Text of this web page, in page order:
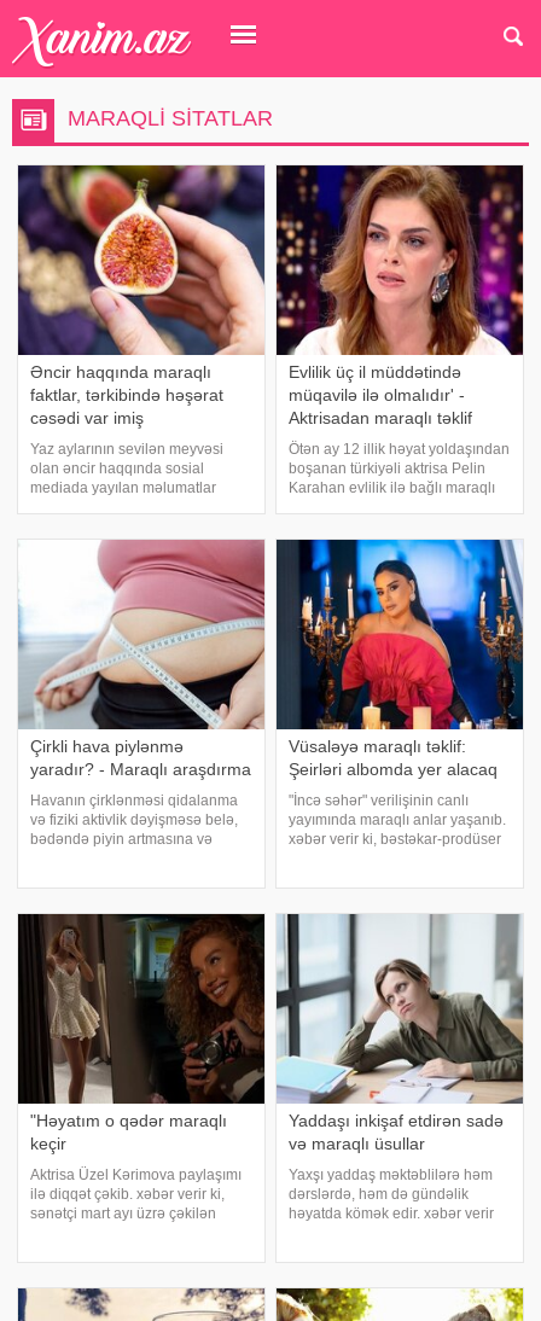
MARAQLI SITATLAR
Əncir haqqında maraqlı
faktlar, tərkibində həşərat
cəsədi var imiş
Yaz aylarının sevilən meyvəsi
olan əncir haqqında sosial
mediada yayılan məlumatlar
meyvə kimi yediyi əncirin əslində
necə formalaşdığını bilirdinizmi?.
Evlilik üç il müddətində
müqavilə ilə olmalıdır' -
Aktrisadan maraqlı təklif
Ötən ay 12 illik həyat yoldaşından
boşanan türkiyəli aktrisa Pelin
Karahan evlilik ilə bağlı maraqlı
ki, aktrisa evliliyin müqailə ilə
olmasını və hər üç ildə avtomati
Çirkli hava piylənmə
yaradır? - Maraqlı araşdırma
Havanın çirklənməsi qidalanma
və fiziki aktivlik dəyişməsə belə,
bədəndə piyin artmasına və
Araşdırmaları İnstitutunun alimləri
İspaniyad
Vüsaləyə maraqlı təklif:
Şeirləri albomda yer alacaq
"İncə səhər" verilişinin canlı
yayımında maraqlı anlar yaşanıb.
xəbər verir ki, bəstəkar-prodüser
qiraətçi Xəzə
"Həyatım o qədər maraqlı
keçir
Aktrisa Üzel Kərimova paylaşımı
ilə diqqət çəkib. xəbər verir ki,
sənətçi mart ayı üzrə çəkilən
harada paylaşım. Yaşama
Yaddaşı inkişaf etdirən sadə
və maraqlı üsullar
Yaxşı yaddaş məktəblilərə həm
dərslərdə, həm də gündəlik
həyatda kömək edir. xəbər verir
müntəzəm olaraq, gündə ən azı
5-10 dəqiqə yerin